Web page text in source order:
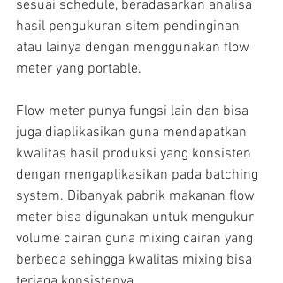
sesuai schedule, beradasarkan analisa
hasil pengukuran sitem pendinginan
atau lainya dengan menggunakan flow
meter yang portable.
Flow meter punya fungsi lain dan bisa
juga diaplikasikan guna mendapatkan
kwalitas hasil produksi yang konsisten
dengan mengaplikasikan pada batching
system. Dibanyak pabrik makanan flow
meter bisa digunakan untuk mengukur
volume cairan guna mixing cairan yang
berbeda sehingga kwalitas mixing bisa